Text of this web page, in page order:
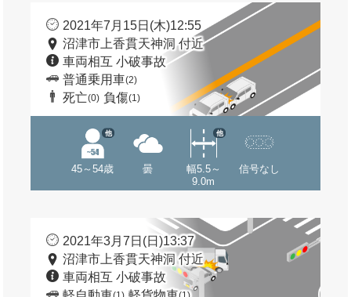
2021年7月15日(木)12:55
沼津市上香貫天神洞 付近
車両相互 小破事故
普通乗用車(2)
死亡(0) 負傷(1)
45～54歳
他
曇
幅5.5～
9.0m
他
信号なし
2021年3月7日(日)13:37
沼津市上香貫天神洞 付近
車両相互 小破事故